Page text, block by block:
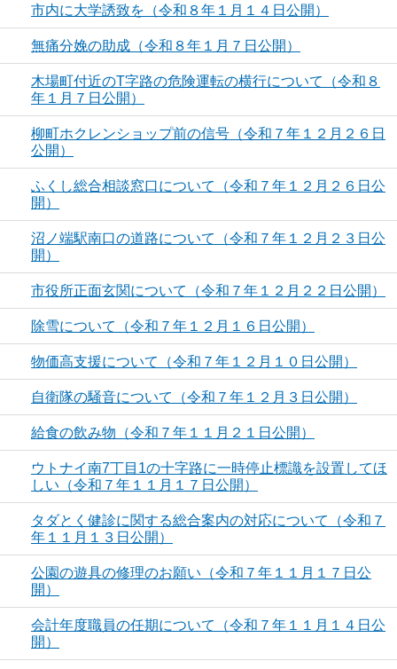
市内に大学誘致を（令和８年１月１４日公開）
無痛分娩の助成（令和８年１月７日公開）
木場町付近のT字路の危険運転の横行について（令和８
年１月７日公開）
柳町ホクレンショップ前の信号（令和７年１２月２６日
公開）
ふくし総合相談窓口について（令和７年１２月２６日公
開）
沼ノ端駅南口の道路について（令和７年１２月２３日公
開）
市役所正面玄関について（令和７年１２月２２日公開）
除雪について（令和７年１２月１６日公開）
物価高支援について（令和７年１２月１０日公開）
自衛隊の騒音について（令和７年１２月３日公開）
給食の飲み物（令和７年１１月２１日公開）
ウトナイ南7丁目1の十字路に一時停止標識を設置してほ
しい（令和７年１１月１７日公開）
タダとく健診に関する総合案内の対応について（令和７
年１１月１３日公開）
公園の遊具の修理のお願い（令和７年１１月１７日公
開）
会計年度職員の任期について（令和７年１１月１４日公
開）